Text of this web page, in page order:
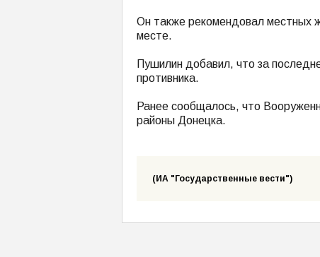
Он также рекомендовал местных
месте.
Пушилин добавил, что за
противника.
Ранее сообщалось, что
районы Донецка.
(ИА "Государственные вести")